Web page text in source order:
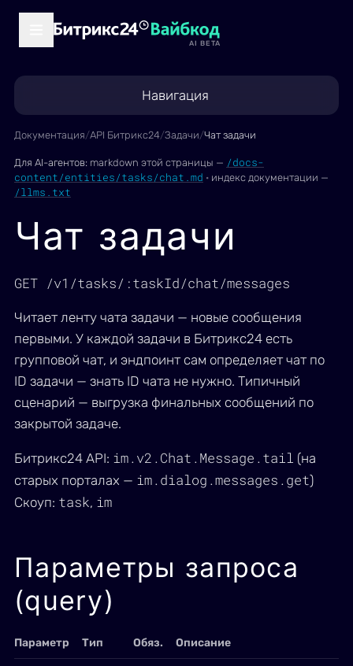
AI BETA
Навигация
Документация/API Битрикс24/Задачи/Чат задачи
Для AI-агентов: markdown этой страницы — /docs-
content/entities/tasks/chat.md · индекс документации —
/llms.txt
Чат задачи
GET /v1/tasks/:taskId/chat/messages
Читает ленту чата задачи — новые сообщения
первыми. У каждой задачи в Битрикс24 есть
групповой чат, и эндпоинт сам определяет чат по
ID задачи — знать ID чата не нужно. Типичный
сценарий — выгрузка финальных сообщений по
закрытой задаче.
Битрикс24 API: im.v2.Chat.Message.tail (на
старых порталах — im.dialog.messages.get)
Скоуп: task, im
Параметры запроса
(query)
Параметр Тип Обяз. Описание